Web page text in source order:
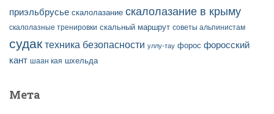
приэльбрусье скалолазание скалолазание в крыму
скалолазные тренировки скальный маршрут советы альпинистам
судак техника безопасности уллу-тау форос форосский
кант шаан кая шхельда
Мета